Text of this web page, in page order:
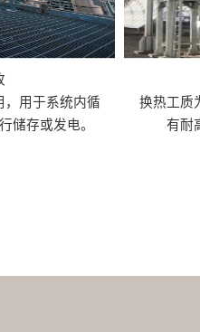
，用于系统内循
储存或发电。
换热工质
有耐